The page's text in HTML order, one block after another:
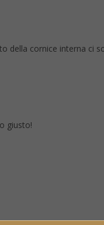
cornice interna ci
giusto!